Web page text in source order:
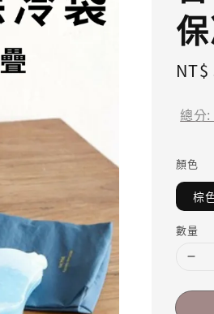
NT$
總分:
顏色
棕
數量